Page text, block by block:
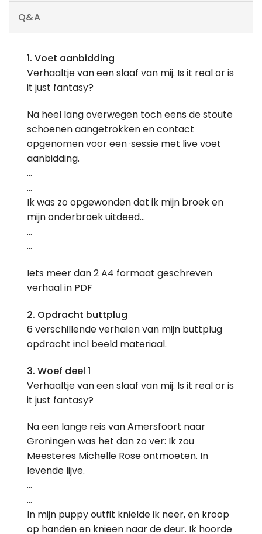
Q&A
1. Voet aanbidding
Verhaaltje van een slaaf van mij. Is it real or is
it just fantasy?
Na heel lang overwegen toch eens de stoute
schoenen aangetrokken en contact
opgenomen voor een ·sessie met live voet
aanbidding.
…
…
Ik was zo opgewonden dat ik mijn broek en
mijn onderbroek uitdeed…
…
…
Iets meer dan 2 A4 formaat geschreven
verhaal in PDF
2. Opdracht buttplug
6 verschillende verhalen van mijn buttplug
opdracht incl beeld materiaal.
3. Woef deel 1
Verhaaltje van een slaaf van mij. Is it real or is
it just fantasy?
Na een lange reis van Amersfoort naar
Groningen was het dan zo ver: Ik zou
Meesteres Michelle Rose ontmoeten. In
levende lijve.
…
…
In mijn puppy outfit knielde ik neer, en kroop
op handen en knieen naar de deur. Ik hoorde